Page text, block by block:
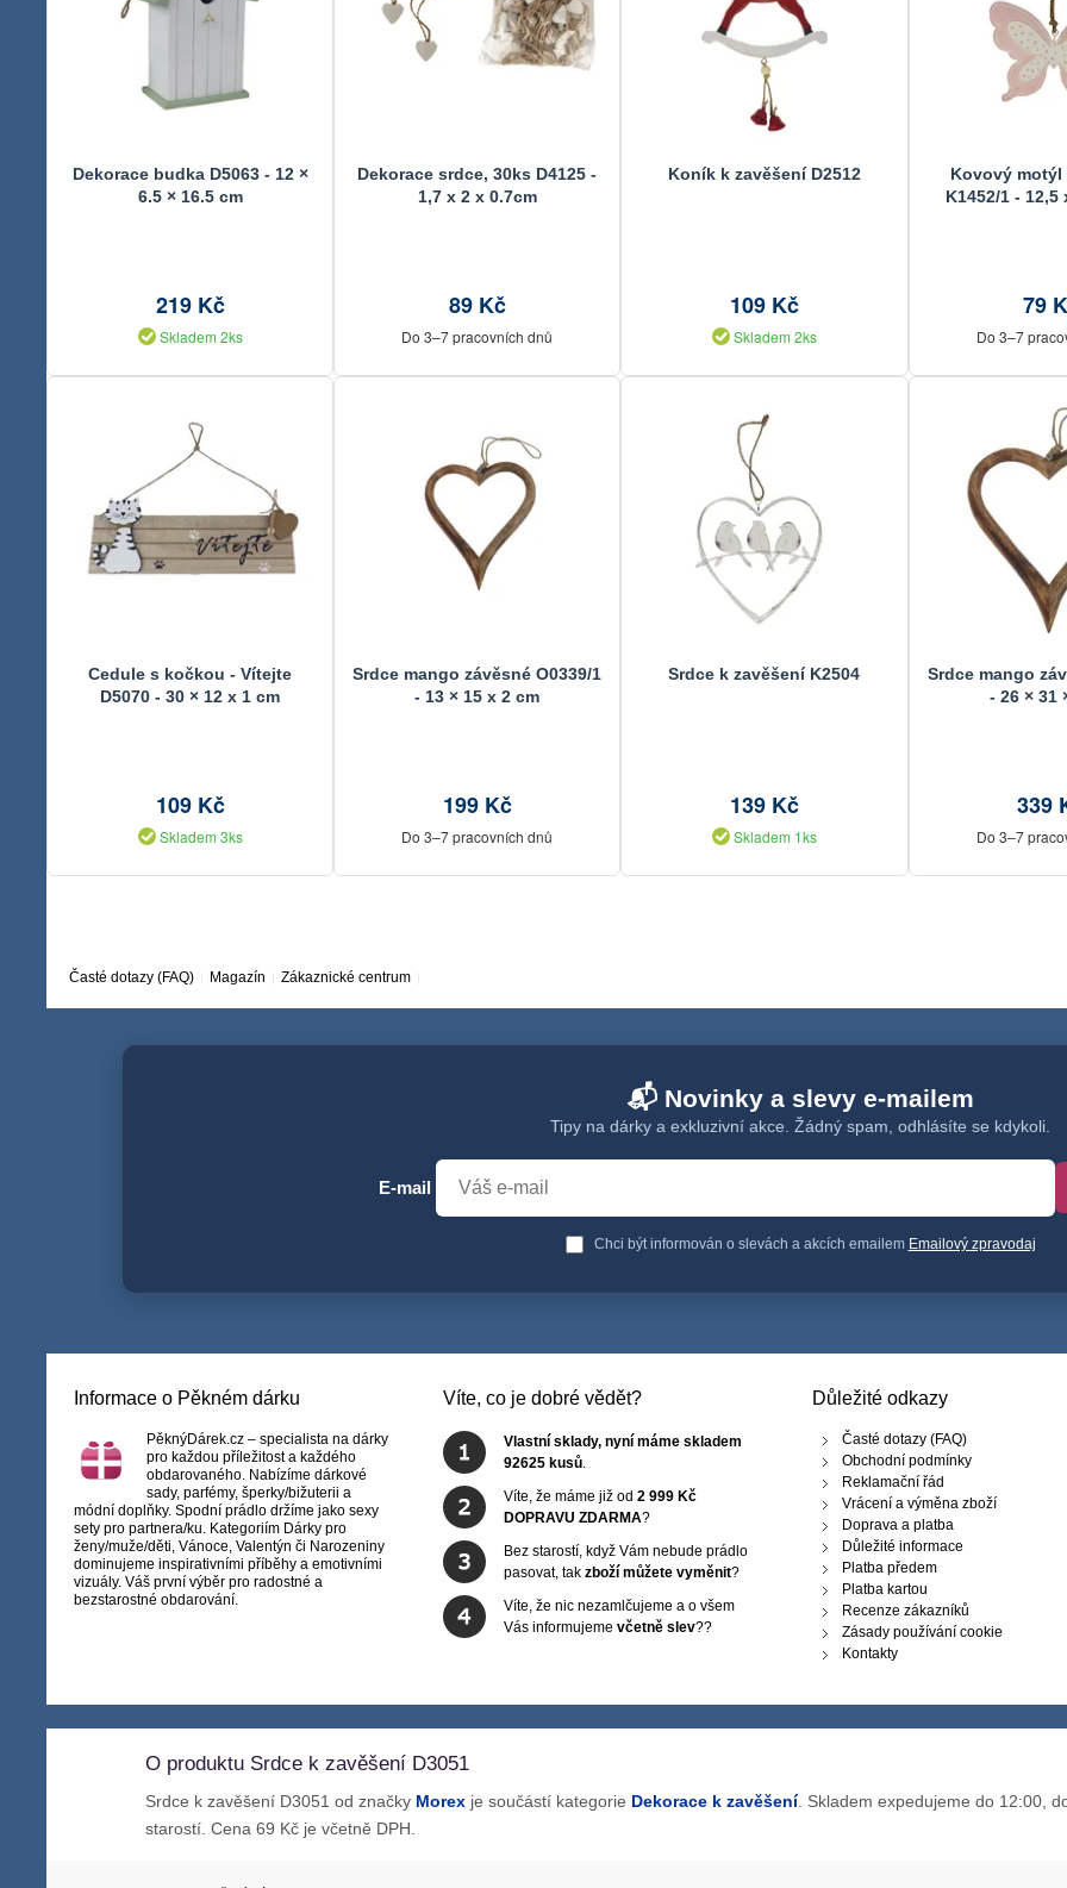
Dekorace budka D5063 - 12 ×
6.5 × 16.5 cm
219 Kč
Skladem 2ks
Dekorace srdce, 30ks D4125 -
1,7 x 2 x 0.7cm
89 Kč
Do 3–7 pracovních dnů
Koník k zavěšení D2512
109 Kč
Skladem 2ks
Kovový motýl
K1452/1 - 12,5
79
Do 3–7
Cedule s kočkou - Vítejte
D5070 - 30 × 12 x 1 cm
109 Kč
Skladem 3ks
Srdce mango závěsné O0339/1
- 13 × 15 x 2 cm
199 Kč
Do 3–7 pracovních dnů
Srdce k zavěšení K2504
139 Kč
Skladem 1ks
Srdce mango
- 26 × 31
339
Do 3–7
Časté dotazy (FAQ) Magazín Zákaznické centrum
📬 Novinky a slevy e-mailem
Tipy na dárky a exkluzivní akce. Žádný spam, odhlásíte se kdykoli.
E-mail
Chci být informován o slevách a akcích emailem Emailový zpravodaj
Informace o Pěkném dárku
PěknýDárek.cz – specialista na dárky
pro každou příležitost a každého
obdarovaného. Nabízíme dárkové
sady, parfémy, šperky/bižuterii a
módní doplňky. Spodní prádlo držíme jako sexy
sety pro partnera/ku. Kategoriím Dárky pro
ženy/muže/děti, Vánoce, Valentýn či Narozeniny
dominujeme inspirativními příběhy a emotivními
vizuály. Váš první výběr pro radostné a
bezstarostné obdarování.
Víte, co je dobré vědět?
Vlastní sklady, nyní máme skladem
92625 kusů.
Víte, že máme již od 2 999 Kč
DOPRAVU ZDARMA?
Bez starostí, když Vám nebude prádlo
pasovat, tak zboží můžete vyměnit?
Víte, že nic nezamlčujeme a o všem
Vás informujeme včetně slev??
Důležité odkazy
Časté dotazy (FAQ)
Obchodní podmínky
Reklamační řád
Vrácení a výměna zboží
Doprava a platba
Důležité informace
Platba předem
Platba kartou
Recenze zákazníků
Zásady používání cookie
Kontakty
O produktu Srdce k zavěšení D3051
Srdce k zavěšení D3051 od značky Morexje součástí kategorie Dekorace k zavěšení. Skladem expedujeme do 12:00,
starostí. Cena 69 Kč je včetně DPH.